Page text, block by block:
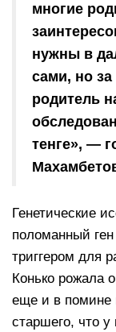
многие
нужны в
сами, но
родитель
тенге», —
Генетические
поломанный
триггером для
Конько рожала
еще и в помине
старшего, что